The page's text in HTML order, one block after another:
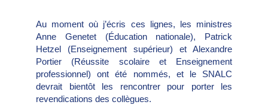
Au moment où j’écris ces lignes, les ministres
Anne Genetet (Éducation nationale), Patrick
Hetzel (Enseignement supérieur) et Alexandre
Portier (Réussite scolaire et Enseignement
professionnel) ont été nommés, et le SNALC
devrait bientôt les rencontrer pour porter les
revendications des collègues.